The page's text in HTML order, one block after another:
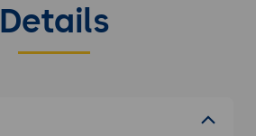
Details